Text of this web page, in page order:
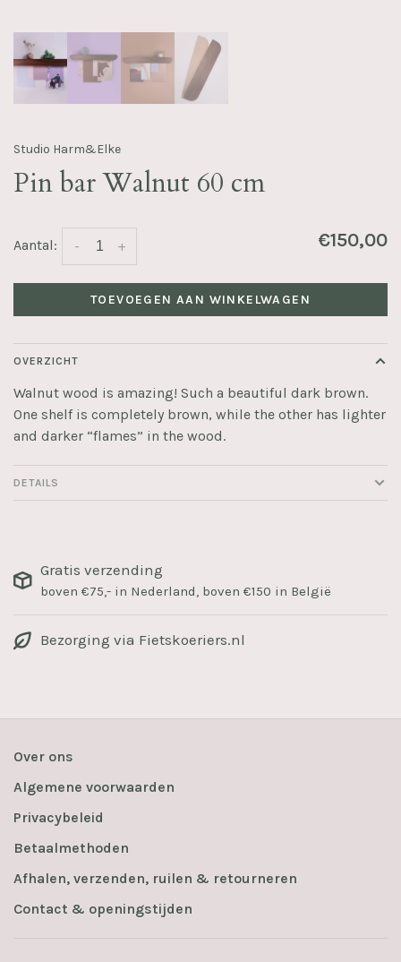
Studio Harm&Elke
Pin bar Walnut 60 cm
Aantal: +
- €150,00
TOEVOEGEN AAN WINKELWAGEN
OVERZICHT
Walnut wood is amazing! Such a beautiful dark brown.
One shelf is completely brown, while the other has lighter
and darker “flames” in the wood.
DETAILS
Gratis verzending
boven €75,- in Nederland, boven €150 in België
Bezorging via Fietskoeriers.nl
Over ons
Algemene voorwaarden
Privacybeleid
Betaalmethoden
Afhalen, verzenden, ruilen & retourneren
Contact & openingstijden